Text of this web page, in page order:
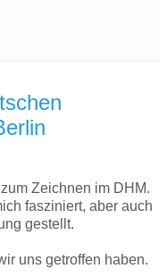
Zeichnen im DHM.
fasziniert, aber auch
gestellt.
uns getroffen haben.